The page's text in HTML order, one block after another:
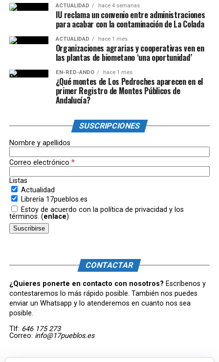
ACTUALIDAD hace 4 semanas
IU reclama un convenio entre administraciones
para acabar con la contaminación de La Colada
ACTUALIDAD hace 1 mes
Organizaciones agrarias y cooperativas ven en
las plantas de biometano ‘una oportunidad’
EN-RED-ANDO hace 1 mes
¿Qué montes de Los Pedroches aparecen en el
primer Registro de Montes Públicos de
Andalucía?
SUSCRIPCIONES
Nombre y apellidos
Correo electrónico *
Listas
Actualidad
Librería 17pueblos.es
Estoy de acuerdo con la política de privacidad y los
términos. (enlace)
CONTACTAR
¿Quieres ponerte en contacto con nosotros? Escríbenos y
contestaremos lo más rápido posible. También nos puedes
enviar un Whatsapp y lo atenderemos en cuanto nos sea
posible.
Tlf: 646 175 273
Correo: info@17pueblos.es